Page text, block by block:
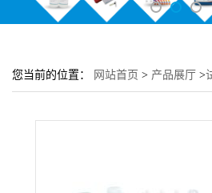
您当前的位置： 网站首页 > 产品展厅 >